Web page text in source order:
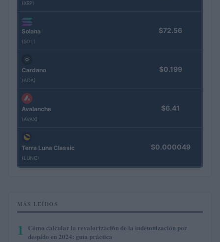
(XRP)
Solana
(SOL)
$72.56
Cardano
(ADA)
$0.199
Avalanche
(AVAX)
$6.41
Terra Luna Classic
(LUNC)
$0.000049
MÁS LEÍDOS
1
Cómo calcular la revalorización de la indemnización por
despido en 2024: guía práctica